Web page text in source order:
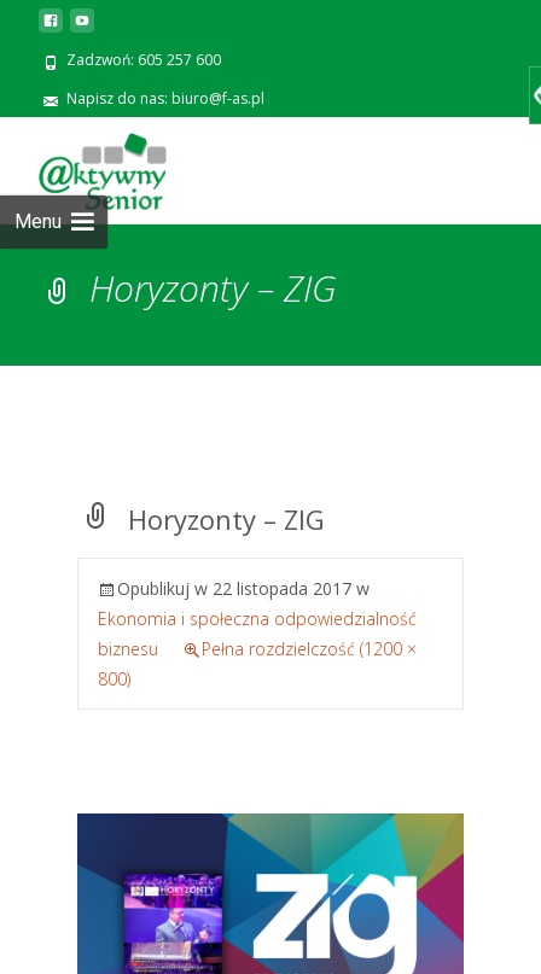
Zadzwoń: 605 257 600
Napisz do nas: biuro@f-as.pl
Menu
Horyzonty – ZIG
Horyzonty – ZIG
Opublikuj w 22 listopada 2017 w
Ekonomia i społeczna odpowiedzialność
biznesu
Pełna rozdzielczość (1200 ×
800)